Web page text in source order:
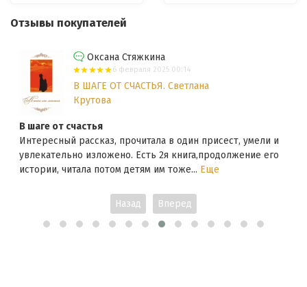
Отзывы покупателей
Оксана Стяжкина
6 февраля 2025 00:14
В ШАГЕ ОТ СЧАСТЬЯ. Светлана
Крутова
В шаге от счастья
Интересный рассказ, прочитала в один присест, умели и
увлекательно изложено. Есть 2я книга,продолжение его
истории, читала потом детям им тоже... Еще
Назад Вперед